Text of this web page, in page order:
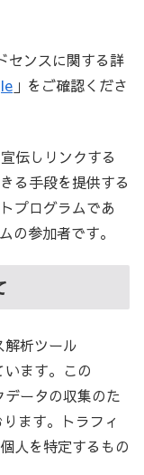
センスに関する詳
」をご確認くださ
伝しリンクする
る手段を提供する
プログラムであ
の参加者です。
析ツール
います。この
ータの収集のた
ます。トラフィ
人を特定するもの